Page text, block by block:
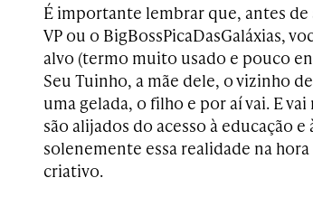
É importante lembrar que, antes de
VP ou o BigBossPicaDasGaláxias,
alvo (termo muito usado e pouco
Seu Tuinho, a mãe dele, o vizinho
uma gelada, o filho e por aí vai. E
são alijados do acesso à educação
solenemente essa realidade na
criativo.